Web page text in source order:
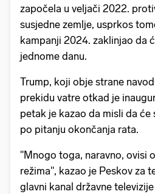
započela u veljači 2022.
susjedne zemlje, usprkos
kampanji 2024. zaklinjao da
jednome danu.
Trump, koji obje strane
prekidu vatre otkad je
petak je kazao da misli da
po pitanju okončanja rata.
"Mnogo toga, naravno, ovisi
režima", kazao je Peskov za
glavni kanal državne